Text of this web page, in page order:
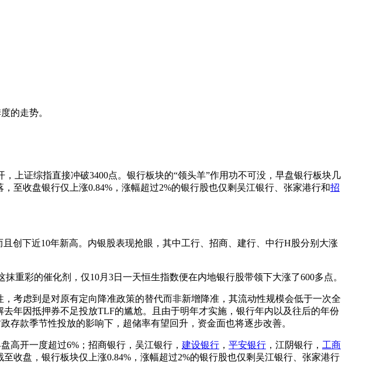
的走势。
证综指直接冲破3400点。银行板块的“领头羊”作用功不可没，早盘银行板块几
至收盘银行仅上涨0.84%，涨幅超过2%的银行股也仅剩吴江银行、张家港行和招
下近10年新高。内银股表现抢眼，其中工行、招商、建行、中行H股分别大涨
彩的催化剂，仅10月3日一天恒生指数便在内地银行股带领下大涨了600多点。
考虑到是对原有定向降准政策的替代而非新增降准，其流动性规模会低于一次全
年因抵押券不足投放TLF的尴尬。且由于明年才实施，银行年内以及往后的年份
款季节性投放的影响下，超储率有望回升，资金面也将逐步改善。
开一度超过6%；招商银行，吴江银行， 建设银行 ， 平安银行 ，江阴银行， 工商
收盘，银行板块仅上涨0.84%，涨幅超过2%的银行股也仅剩吴江银行、张家港行